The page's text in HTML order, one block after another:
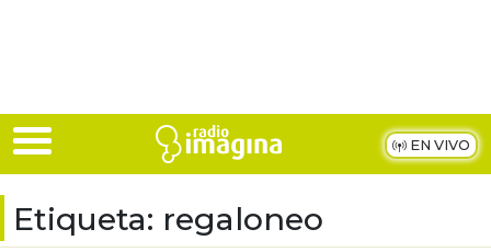
EN VIVO
Etiqueta: regaloneo